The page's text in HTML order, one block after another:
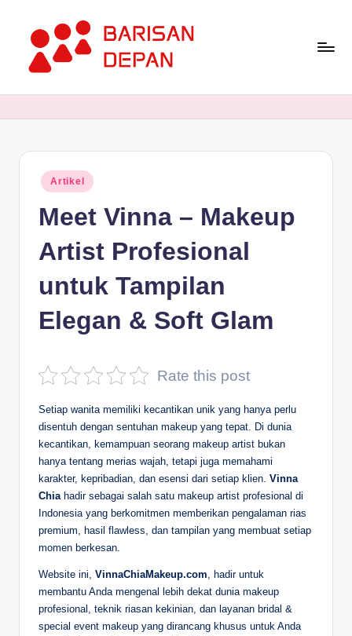
content
D
Terupdate
Posted
in
Artikel
Meet Vinna – Makeup
Artist Profesional
untuk Tampilan
Elegan & Soft Glam
Rate this post
Setiap wanita memiliki kecantikan unik yang hanya perlu
disentuh dengan sentuhan makeup yang tepat. Di dunia
kecantikan, kemampuan seorang makeup artist bukan
hanya tentang merias wajah, tetapi juga memahami
karakter, kepribadian, dan esensi dari setiap klien. Vinna
Chia hadir sebagai salah satu makeup artist profesional di
Indonesia yang berkomitmen memberikan pengalaman rias
premium, hasil flawless, dan tampilan yang membuat setiap
momen berkesan.
Website ini, VinnaChiaMakeup.com , hadir untuk
membantu Anda mengenal lebih dekat dunia makeup
profesional, teknik riasan kekinian, dan layanan bridal &
special event makeup yang dirancang khusus untuk Anda